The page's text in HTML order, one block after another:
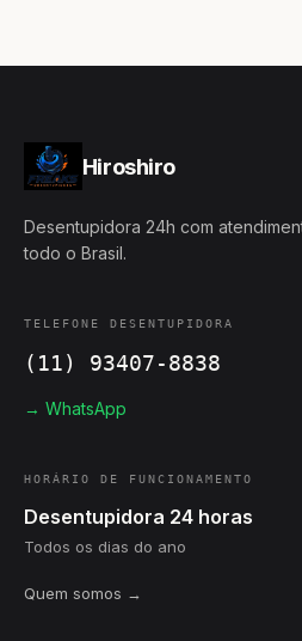
Hiroshiro
Desentupidora 24h com
todo o Brasil.
TELEFONE DESENTUPIDORA
(11) 93407-8838
→ WhatsApp
HORÁRIO DE FUNCIONAMENTO
Desentupidora 24 horas
Todos os dias do ano
Quem somos →